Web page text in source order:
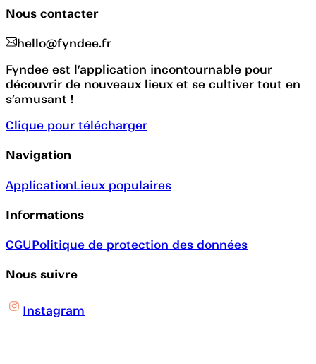
Nous contacter
hello@fyndee.fr
Fyndee est l’application incontournable pour
découvrir de nouveaux lieux et se cultiver tout en
s’amusant !
Clique pour télécharger
Navigation
ApplicationLieux populaires
Informations
CGUPolitique de protection des données
Nous suivre
Instagram